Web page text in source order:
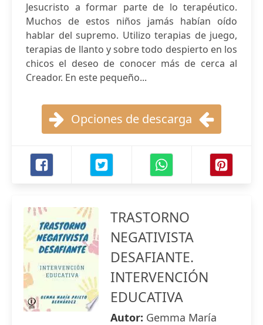
Jesucristo a formar parte de lo terapéutico.
Muchos de estos niños jamás habían oído
hablar del supremo. Utilizo terapias de juego,
terapias de llanto y sobre todo despierto en los
chicos el deseo de conocer más de cerca al
Creador. En este pequeño...
Opciones de descarga
TRASTORNO
NEGATIVISTA
DESAFIANTE.
INTERVENCIÓN
EDUCATIVA
Autor: Gemma María